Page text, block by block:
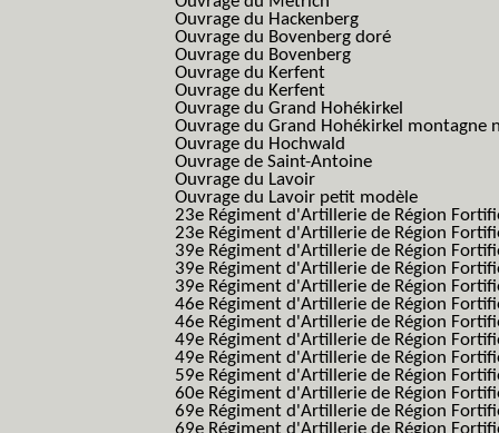
Ouvrage du Hackenberg
Ouvrage du Bovenberg doré
Ouvrage du Bovenberg
Ouvrage du Kerfent
Ouvrage du Kerfent
Ouvrage du Grand Hohékirkel
Ouvrage du Grand Hohékirkel montagne
Ouvrage du Hochwald
Ouvrage de Saint-Antoine
Ouvrage du Lavoir
Ouvrage du Lavoir petit modèle
23e Régiment d'Artillerie de Région
23e Régiment d'Artillerie de Région
39e Régiment d'Artillerie de Région
39e Régiment d'Artillerie de Région
39e Régiment d'Artillerie de Région
46e Régiment d'Artillerie de Région
46e Régiment d'Artillerie de Région
49e Régiment d'Artillerie de Région
49e Régiment d'Artillerie de Région
59e Régiment d'Artillerie de Région
60e Régiment d'Artillerie de Région
69e Régiment d'Artillerie de Région
69e Régiment d'Artillerie de Région